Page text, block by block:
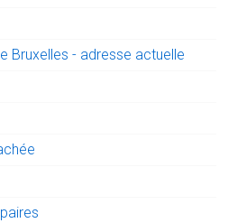
Bruxelles - adresse actuelle